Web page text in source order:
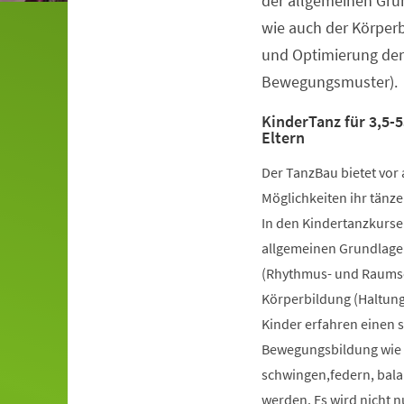
wie auch der
und Optimierung
Bewegungsmuster).
KinderTanz für
Eltern
Der TanzBau bietet
Möglichkeiten ihr
In den
allgemeinen
(Rhythmus- und
Körperbildung
Kinder erfahren einen
Bewegungsbildung
schwingen,federn,
werden. Es wird nicht